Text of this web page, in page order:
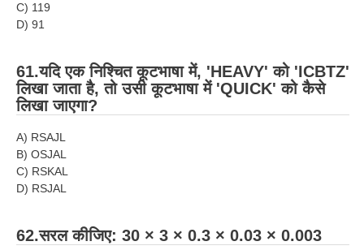
C) 119
D) 91
61.यदि एक निश्चित कूटभाषा में, 'HEAVY' को 'ICBTZ'
लिखा जाता है, तो उसी कूटभाषा में 'QUICK' को कैसे
लिखा जाएगा?
A) RSAJL
B) OSJAL
C) RSKAL
D) RSJAL
62.सरल कीजिए: 30 × 3 × 0.3 × 0.03 × 0.003